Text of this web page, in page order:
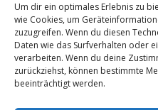
Um dir ein optimales Erlebnis zu
wie Cookies, um
zuzugreifen. Wenn du diesen
Daten wie das Surfverhalten oder
verarbeiten. Wenn du deine
zurückziehst, können bestimmte
beeinträchtigt werden.